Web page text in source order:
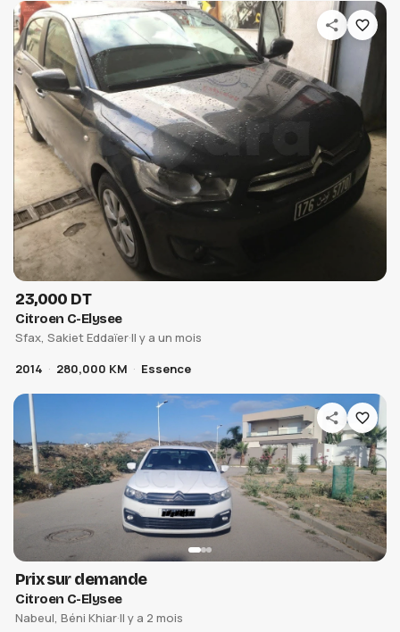
23,000 DT
Citroen C-Elysee
Sfax, Sakiet Eddaïer·Il y a un mois
2014
280,000 KM Essence
Prix sur demande
Citroen C-Elysee
Nabeul, Béni Khiar·Il y a 2 mois